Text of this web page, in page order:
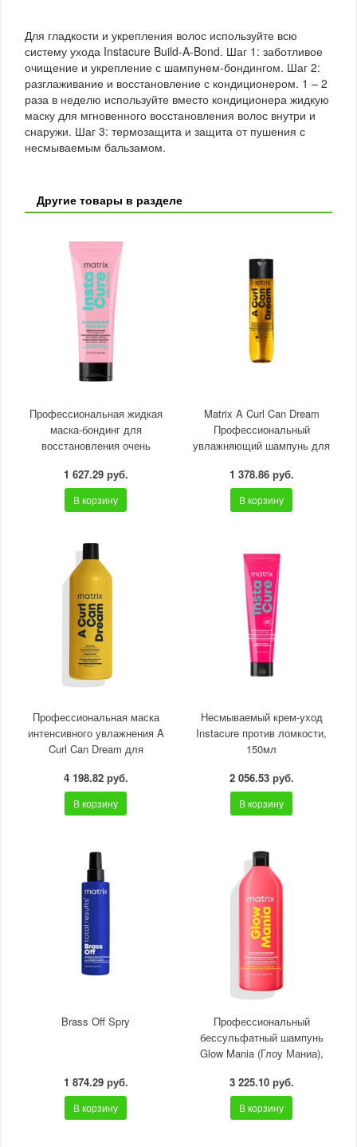
Для гладкости и укрепления волос используйте всю
систему ухода Instacure Build-A-Bond. Шаг 1: заботливое
очищение и укрепление с шампунем-бондингом. Шаг 2:
разглаживание и восстановление с кондиционером. 1 – 2
раза в неделю используйте вместо кондиционера жидкую
маску для мгновенного восстановления волос внутри и
снаружи. Шаг 3: термозащита и защита от пушения с
несмываемым бальзамом.
Другие товары в разделе
Профессиональная жидкая
маска-бондинг для
восстановления очень
1 627.29 руб.
В корзину
Matrix A Curl Can Dream
Профессиональный
увлажняющий шампунь для
1 378.86 руб.
В корзину
Профессиональная маска
интенсивного увлажнения A
Curl Can Dream для
волос, 1000
4 198.82 руб.
В корзину
Несмываемый крем-уход
Instacure против ломкости,
150мл
2 056.53 руб.
В корзину
Brass Off Spry
1 874.29 руб.
В корзину
Профессиональный
бессульфатный шампунь
Glow Mania (Глоу Маниа),
3 225.10 руб.
В корзину